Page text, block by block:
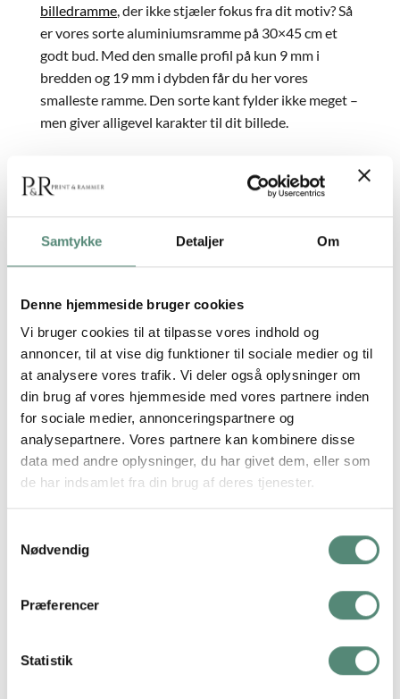
Samtykke Detaljer Om
Denne hjemmeside bruger cookies
Vi bruger cookies til at tilpasse vores indhold og
annoncer, til at vise dig funktioner til sociale medier og til
at analysere vores trafik. Vi deler også oplysninger om
din brug af vores hjemmeside med vores partnere inden
for sociale medier, annonceringspartnere og
analysepartnere. Vores partnere kan kombinere disse
data med andre oplysninger, du har givet dem, eller som
de har indsamlet fra din brug af deres tjenester.
Nødvendig
Præferencer
Statistik
billedramme, der ikke stjæler fokus fra dit motiv? Så
er vores sorte aluminiumsramme på 30×45 cm et
godt bud. Med den smalle profil på kun 9 mm i
bredden og 19 mm i dybden får du her vores
smalleste ramme. Den sorte kant fylder ikke meget –
men giver alligevel karakter til dit billede.
hvilket giver rammen et industrielt look. Er du ikke
Aluminium eller træ – hvad skal du vælge?
Forskellen på en aluminiumsramme som denne på
30×45 cm og enramme i træer først og fremmest
udtrykket. Med trærammer får du et varmt og
levende udtryk på grund strukturen og farverne i
træet. Med en aluminiumsramme får du et køligere
og mere minimalistisk udtryk.
Om du skal vælge det ene eller det andet, er helt op
til dig. Det handler mest af alt om din personlige stil,
motiver.